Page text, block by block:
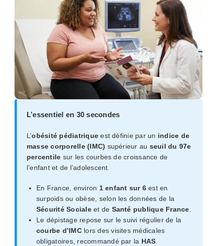
L’essentiel en 30 secondes
L’obésité pédiatrique est définie par un indice de
masse corporelle (IMC) supérieur au seuil du 97e
percentile sur les courbes de croissance de
l’enfant et de l’adolescent.
En France, environ 1 enfant sur 6est en
surpoids ou obèse, selon les données de la
Sécurité Socialeet de Santé publique France.
Le dépistage repose sur le suivi régulier de la
courbe d’IMClors des visites médicales
obligatoires, recommandé par la HAS.